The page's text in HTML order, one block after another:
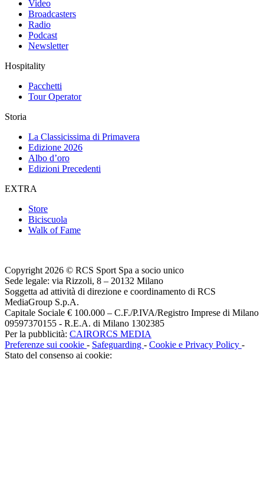
Video
Broadcasters
Radio
Podcast
Newsletter
Hospitality
Pacchetti
Tour Operator
Storia
La Classicissima di Primavera
Edizione 2026
Albo d’oro
Edizioni Precedenti
EXTRA
Store
Biciscuola
Walk of Fame
Copyright 2026 © RCS Sport Spa a socio unico
Sede legale: via Rizzoli, 8 – 20132 Milano
Soggetta ad attività di direzione e coordinamento di RCS
MediaGroup S.p.A.
Capitale Sociale € 100.000 – C.F./P.IVA/Registro Imprese di Milano
09597370155 - R.E.A. di Milano 1302385
Per la pubblicità: CAIRORCS MEDIA
Preferenze sui cookie - Safeguarding - Cookie e Privacy Policy -
Stato del consenso ai cookie: